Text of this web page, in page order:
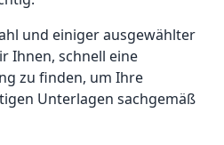
und einiger ausgewählter
Ihnen, schnell eine
zu finden, um Ihre
Unterlagen sachgemäß